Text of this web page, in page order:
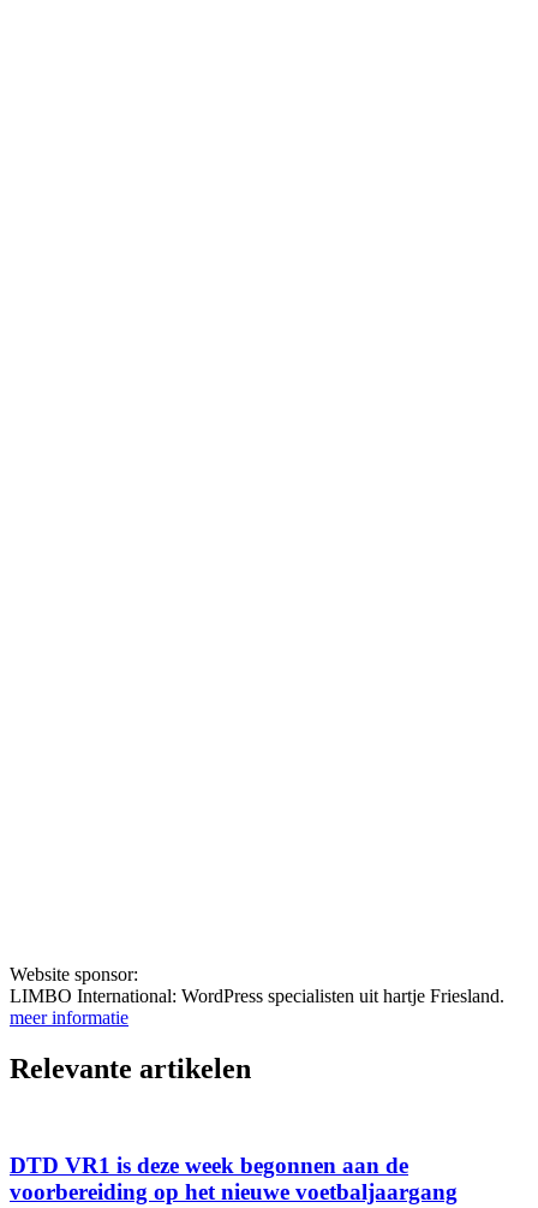
Website sponsor:
LIMBO International: WordPress specialisten uit hartje Friesland.
meer informatie
Relevante artikelen
DTD VR1 is deze week begonnen aan de
voorbereiding op het nieuwe voetbaljaargang